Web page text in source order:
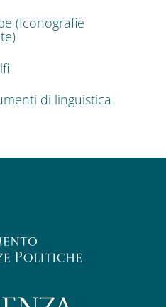
(Iconografie
di linguistica